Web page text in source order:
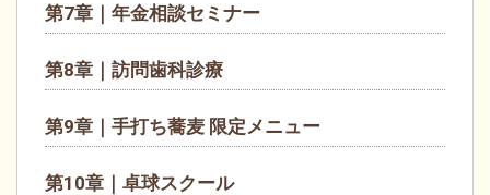
第7章｜年金相談セミナー
第8章｜訪問歯科診療
第9章｜手打ち蕎麦 限定メニュー
第10章｜卓球スクール